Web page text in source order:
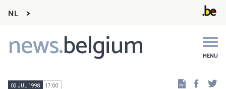
NL
news.belgium MENU
Main
navigation
03 JUL 1998 17:00